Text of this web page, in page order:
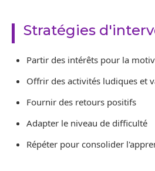
Stratégies
Partir des intérêts pour la
Offrir des activités ludiques et
Fournir des retours positifs
Adapter le niveau de difficulté
Répéter pour consolider